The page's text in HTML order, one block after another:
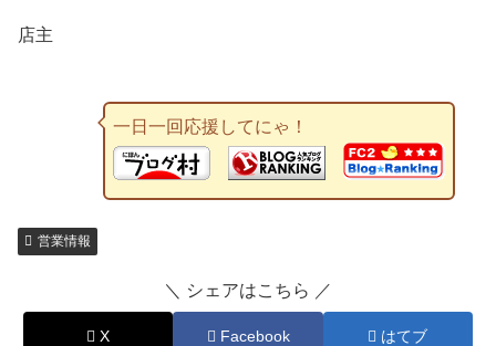
店主
一日一回応援してにゃ！
営業情報
＼ シェアはこちら ／
X Facebook はてブ